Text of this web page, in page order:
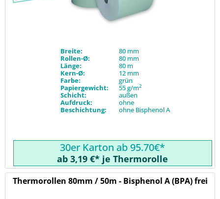
Breite:
80 mm
Rollen-Ø:
80 mm
Länge:
80 m
Kern-Ø:
12 mm
Farbe:
grün
Papiergewicht:
55 g/m2
Schicht:
außen
Aufdruck:
ohne
Beschichtung:
ohne Bisphenol A
30er Karton ab 95.70€*
ab 3,19 €* je Thermorolle
Thermorollen 80mm / 50m - Bisphenol A (BPA) frei